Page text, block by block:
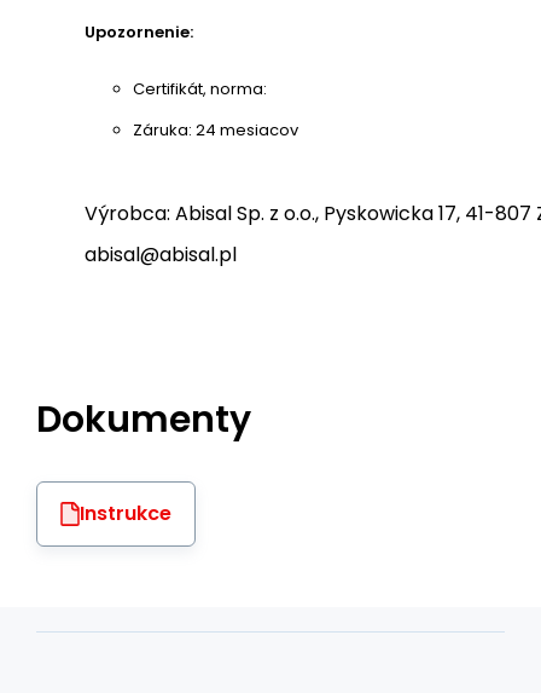
Upozornenie:
Certifikát, norma:
Záruka: 24 mesiacov
Výrobca: Abisal Sp. z o.o., Pyskowicka 17, 41-807
abisal@abisal.pl
Dokumenty
Instrukce